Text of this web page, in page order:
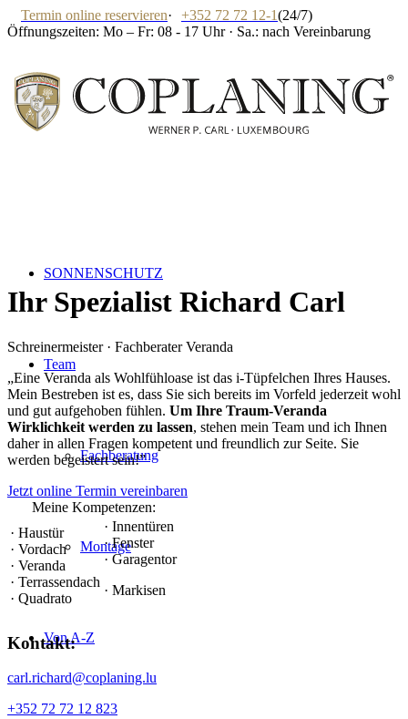
Termin online reservieren· +352 72 72 12-1(24/7)
Öffnungszeiten: Mo – Fr: 08 - 17 Uhr · Sa.: nach Vereinbarung
SONNENSCHUTZ
Team
Fachberatung
Montage
Von A-Z
Ihr Spezialist Richard Carl
Schreinermeister · Fachberater Veranda
„Eine Veranda als Wohlfühloase ist das i-Tüpfelchen Ihres Hauses.
Mein Bestreben ist es, dass Sie sich bereits im Vorfeld jederzeit wohl
und gut aufgehoben fühlen. Um Ihre Traum-Veranda
Wirklichkeit werden zu lassen, stehen mein Team und ich Ihnen
daher in allen Fragen kompetent und freundlich zur Seite. Sie
werden begeistert sein!”
Jetzt online Termin vereinbaren
Meine Kompetenzen:
· Haustür
· Vordach
· Veranda
· Terrassendach
· Quadrato
· Innentüren
· Fenster
· Garagentor
· Markisen
Kontakt:
carl.richard@coplaning.lu
+352 72 72 12 823